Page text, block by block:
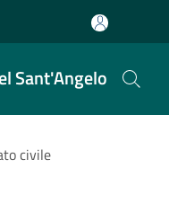
Sant'Angelo
civile